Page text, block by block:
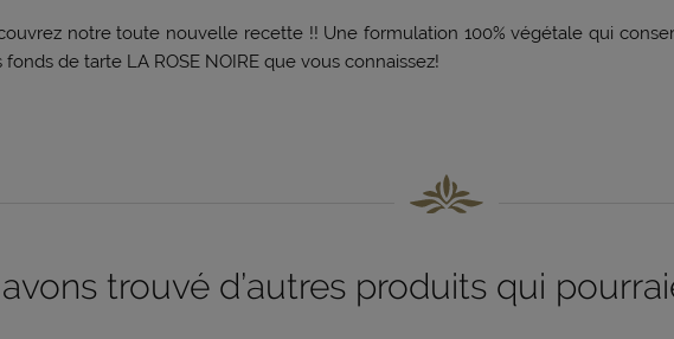
notre toute nouvelle recette !! Une formulation 100% végétale qui
fonds de tarte LA ROSE NOIRE que vous connaissez!
trouvé d’autres produits qui